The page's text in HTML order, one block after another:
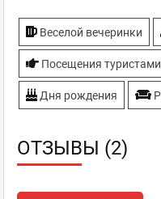
Веселой вечеринки
Посещения туристами
Дня рождения
ОТЗЫВЫ (2)